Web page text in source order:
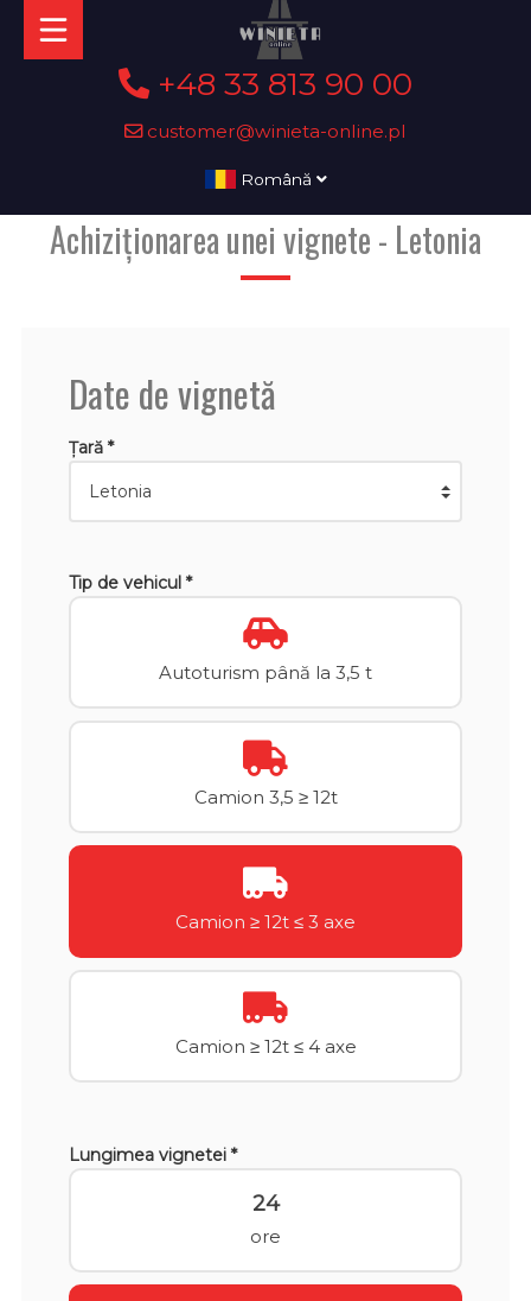
+48 33 813 90 00
customer@winieta-online.pl
Română
Achiziționarea unei vignete - Letonia
Date de vignetă
Țară *
Tip de vehicul *
Autoturism până la 3,5 t
Camion 3,5 ≥ 12t
Camion ≥ 12t ≤ 3 axe
Camion ≥ 12t ≤ 4 axe
Lungimea vignetei *
24
ore